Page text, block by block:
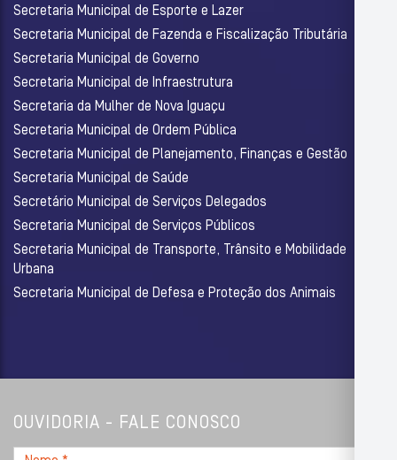
Secretaria Municipal de Esporte e Lazer
Secretaria Municipal de Fazenda e Fiscalização Tributária
Secretaria Municipal de Governo
Secretaria Municipal de Infraestrutura
Secretaria da Mulher de Nova Iguaçu
Secretaria Municipal de Ordem Pública
Secretaria Municipal de Planejamento, Finanças e Gestão
Secretaria Municipal de Saúde
Secretário Municipal de Serviços Delegados
Secretaria Municipal de Serviços Públicos
Secretaria Municipal de Transporte, Trânsito e Mobilidade
Urbana
Secretaria Municipal de Defesa e Proteção dos Animais
OUVIDORIA - FALE CONOSCO
Nome